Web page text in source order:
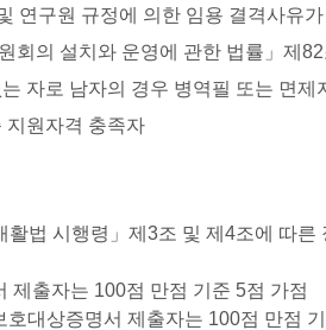
연구원 규정에 의한 임용 결격사유
회의 설치와 운영에 관한 법률」제
자로 남자의 경우 병역필 또는 면제
지원자격 충족자
활법 시행령」제3조 및 제4조에 따
제출자는 100점 만점 기준 5점 가점
대상증명서 제출자는 100점 만점